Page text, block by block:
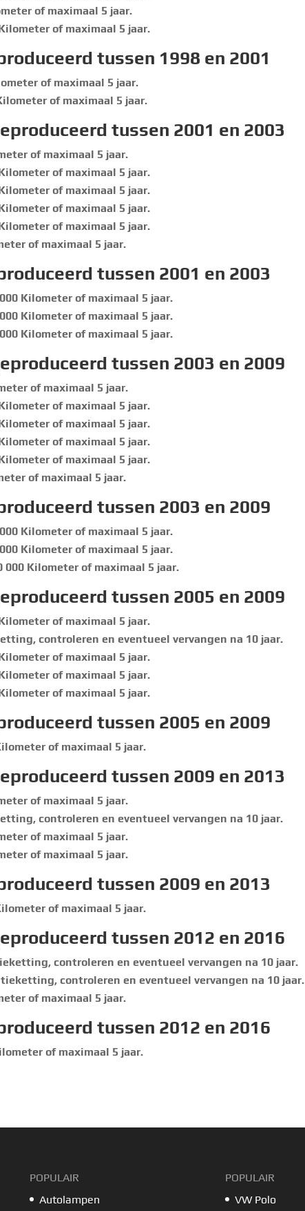
of maximaal 5 jaar.
of maximaal 5 jaar.
tussen 1998 en 2001
of maximaal 5 jaar.
of maximaal 5 jaar.
tussen 2001 en 2003
of maximaal 5 jaar.
of maximaal 5 jaar.
of maximaal 5 jaar.
of maximaal 5 jaar.
of maximaal 5 jaar.
of maximaal 5 jaar.
tussen 2001 en 2003
Kilometer of maximaal 5 jaar.
Kilometer of maximaal 5 jaar.
Kilometer of maximaal 5 jaar.
tussen 2003 en 2009
of maximaal 5 jaar.
of maximaal 5 jaar.
of maximaal 5 jaar.
of maximaal 5 jaar.
of maximaal 5 jaar.
of maximaal 5 jaar.
tussen 2003 en 2009
Kilometer of maximaal 5 jaar.
Kilometer of maximaal 5 jaar.
000 Kilometer of maximaal 5 jaar.
tussen 2005 en 2009
of maximaal 5 jaar.
controleren en eventueel vervangen na 10 jaar.
of maximaal 5 jaar.
of maximaal 5 jaar.
of maximaal 5 jaar.
tussen 2005 en 2009
of maximaal 5 jaar.
tussen 2009 en 2013
of maximaal 5 jaar.
controleren en eventueel vervangen na 10 jaar.
of maximaal 5 jaar.
of maximaal 5 jaar.
tussen 2009 en 2013
of maximaal 5 jaar.
tussen 2012 en 2016
controleren en eventueel vervangen na 10 jaar.
controleren en eventueel vervangen na 10 jaar.
of maximaal 5 jaar.
tussen 2012 en 2016
of maximaal 5 jaar.
POPULAIR
Autolampen
POPULAIR
VW Polo